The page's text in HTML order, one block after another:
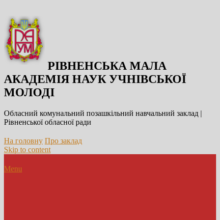
РІВНЕНСЬКА МАЛА
АКАДЕМІЯ НАУК УЧНІВСЬКОЇ
МОЛОДІ
Обласний комунальний позашкільний навчальний заклад |
Рівненської обласної ради
На головну Про заклад
Skip to content
Menu